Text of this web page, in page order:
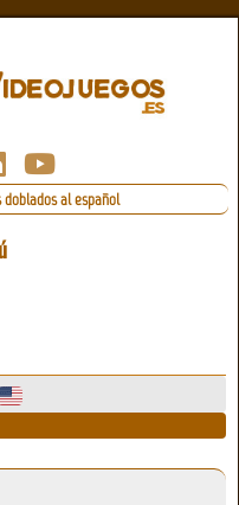
doblados al español